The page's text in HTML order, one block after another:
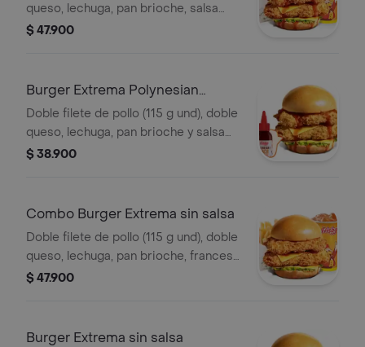
queso, lechuga, pan brioche, salsa
Polynesian beach, francesa mediana
$ 47.900
Burger Extrema Polynesian
Beach
Doble filete de pollo (115 g und), doble
queso, lechuga, pan brioche y salsa
Polynesian beach
$ 38.900
Combo Burger Extrema sin salsa
Doble filete de pollo (115 g und), doble
queso, lechuga, pan brioche, francesa
mediana (60 g) y gaseosa (325 ml)
$ 47.900
Burger Extrema sin salsa